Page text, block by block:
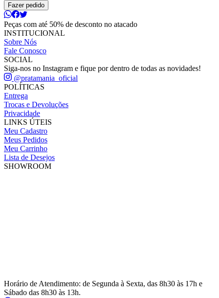
Fazer pedido
Peças com até 50% de desconto no atacado
INSTITUCIONAL
Sobre Nós
Fale Conosco
SOCIAL
Siga-nos no Instagram e fique por dentro de todas as novidades!
@pratamania_oficial
POLÍTICAS
Entrega
Trocas e Devoluções
Privacidade
LINKS ÚTEIS
Meu Cadastro
Meus Pedidos
Meu Carrinho
Lista de Desejos
SHOWROOM
Horário de Atendimento: de Segunda à Sexta, das 8h30 às 17h e
Sábado das 8h30 às 13h.